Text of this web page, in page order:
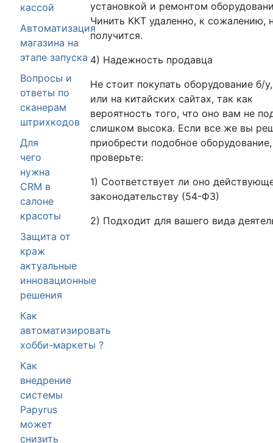
кассой
Автоматизация
магазина на
этапе запуска
Вопросы и
ответы по
сканерам
штрихкодов
Для
чего
нужна
CRM в
салоне
красоты
Защита от
краж
актуальные
инновационные
решения
Как
автоматизировать
хобби-маркеты ?
Как
внедрение
системы
Papyrus
может
снизить
установкой и ремонтом
Чинить ККТ удаленно, к сожалению,
получится.
4) Надежность продавца
Не стоит покупать оборудование б/
или на китайских сайтах, так как
вероятность того, что оно вам не
слишком высока. Если все же вы
приобрести подобное оборудование,
проверьте:
1) Соответствует ли оно
законодательству (54-ФЗ)
2) Подходит для вашего вида